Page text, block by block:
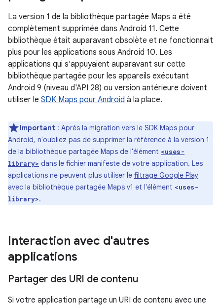
La version 1 de la bibliothèque partagée Maps a été
complètement supprimée dans Android 11. Cette
bibliothèque était auparavant obsolète et ne fonctionnait
plus pour les applications sous Android 10. Les
applications qui s'appuyaient auparavant sur cette
bibliothèque partagée pour les appareils exécutant
Android 9 (niveau d'API 28) ou version antérieure doivent
utiliser le SDK Maps pour Android à la place.
Important : Après la migration vers le SDK Maps pour
Android, n'oubliez pas de supprimer la référence à la version 1
de la bibliothèque partagée Maps de l'élément <uses-
library> dans le fichier manifeste de votre application. Les
applications ne peuvent plus utiliser le filtrage Google Play
avec la bibliothèque partagée Maps v1 et l'élément <uses-
library>.
Interaction avec d'autres
applications
Partager des URI de contenu
Si votre application partage un URI de contenu avec une